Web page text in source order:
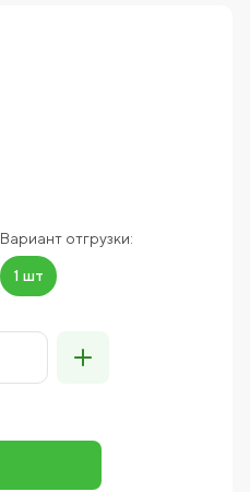
Вариант отгрузки:
1 шт